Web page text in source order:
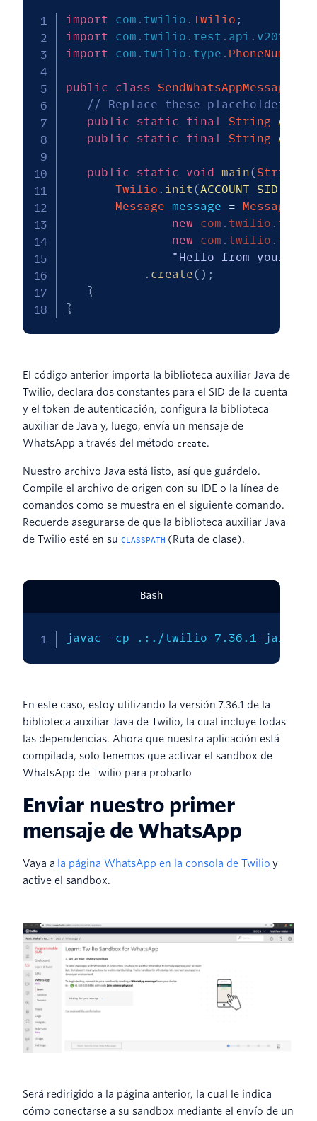
import com . twilio . Twilio ;
import
com . twilio . rest . api . v2010
import
com . twilio . type . PhoneNumber
public class SendWhatsAppMessage
// Replace these placeholders
public
static final String
public
static final String
public static void main(String
Twilio . init (ACCOUNT_SID
Message message = Message
new
com . twilio . type
new
com . twilio . type
"Hello from your
. create( ) ;
}
}
El código anterior importa la biblioteca auxiliar Java de
Twilio, declara dos constantes para el SID de la cuenta
y el token de autenticación, configura la biblioteca
auxiliar de Java y, luego, envía un mensaje de
WhatsApp a través del método create.
Nuestro archivo Java está listo, así que guárdelo.
Compile el archivo de origen con su IDE o la línea de
comandos como se muestra en el siguiente comando.
Recuerde asegurarse de que la biblioteca auxiliar Java
de Twilio esté en su CLASSPATH (Ruta de clase).
Bash
javac -cp .:./twilio-7.36.1-jar-with-
En este caso, estoy utilizando la versión 7.36.1 de la
biblioteca auxiliar Java de Twilio, la cual incluye todas
las dependencias. Ahora que nuestra aplicación está
compilada, solo tenemos que activar el sandbox de
WhatsApp de Twilio para probarlo
Enviar nuestro primer
mensaje de WhatsApp
Vaya a la página WhatsApp en la consola de Twilio y
active el sandbox.
Será redirigido a la página anterior, la cual le indica
cómo conectarse a su sandbox mediante el envío de un